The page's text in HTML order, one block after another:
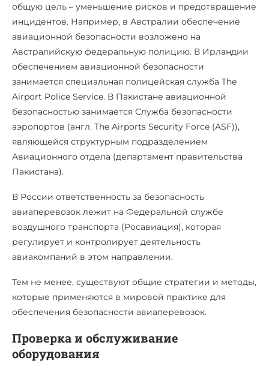
общую цель – уменьшение рисков и предотвращение
инцидентов. Например, в Австралии обеспечение
авиационной безопасности возложено на
Австралийскую федеральную полицию. В Ирландии
обеспечением авиационной безопасности
занимается специальная полицейская служба The
Airport Police Service. В Пакистане авиационной
безопасностью занимается Служба безопасности
аэропортов (англ. The Airports Security Force (ASF)),
являющейся структурным подразделением
Авиационного отдела (департамент правительства
Пакистана).
В России ответственность за безопасность
авиаперевозок лежит на Федеральной службе
воздушного транспорта (Росавиация), которая
регулирует и контролирует деятельность
авиакомпаний в этом направлении.
Тем не менее, существуют общие стратегии и методы,
которые применяются в мировой практике для
обеспечения безопасности авиаперевозок.
Проверка и обслуживание
оборудования